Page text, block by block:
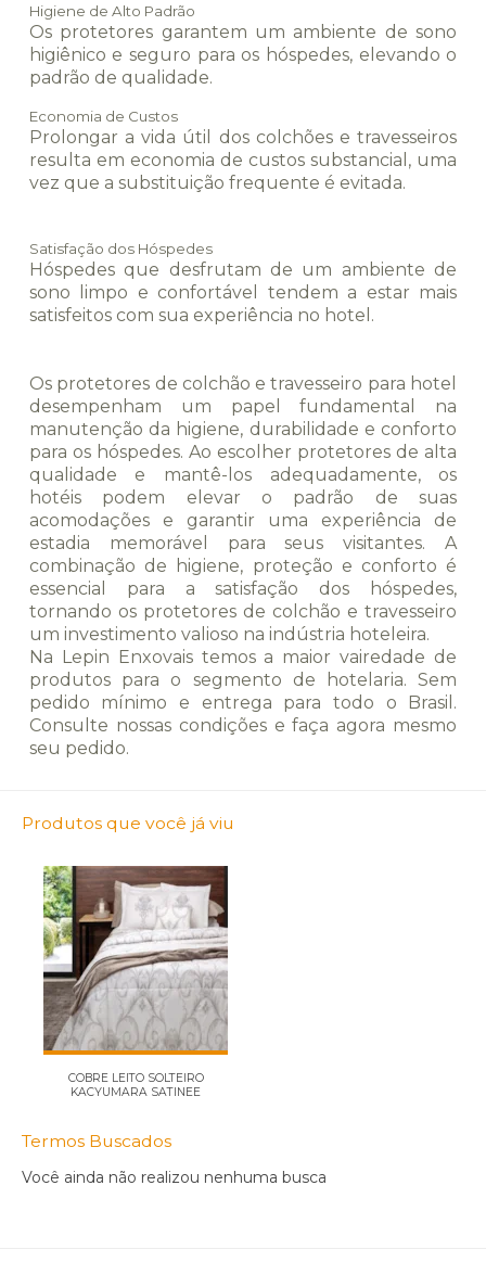
Higiene de Alto Padrão
Os protetores garantem um ambiente de sono
higiênico e seguro para os hóspedes, elevando o
padrão de qualidade.
Economia de Custos
Prolongar a vida útil dos colchões e travesseiros
resulta em economia de custos substancial, uma
vez que a substituição frequente é evitada.
Satisfação dos Hóspedes
Hóspedes que desfrutam de um ambiente de
sono limpo e confortável tendem a estar mais
satisfeitos com sua experiência no hotel.
Os protetores de colchão e travesseiro para hotel
desempenham um papel fundamental na
manutenção da higiene, durabilidade e conforto
para os hóspedes. Ao escolher protetores de alta
qualidade e mantê-los adequadamente, os
hotéis podem elevar o padrão de suas
acomodações e garantir uma experiência de
estadia memorável para seus visitantes. A
combinação de higiene, proteção e conforto é
essencial para a satisfação dos hóspedes,
tornando os protetores de colchão e travesseiro
um investimento valioso na indústria hoteleira.
Na Lepin Enxovais temos a maior vairedade de
produtos para o segmento de hotelaria. Sem
pedido mínimo e entrega para todo o Brasil.
Consulte nossas condições e faça agora mesmo
seu pedido.
Produtos que você já viu
COBRE LEITO SOLTEIRO
KACYUMARA SATINEE
Termos Buscados
Você ainda não realizou nenhuma busca